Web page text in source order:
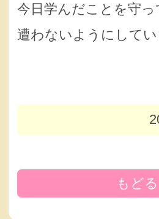
今日学んだことを守っ
遭わないようにしてい
もどる